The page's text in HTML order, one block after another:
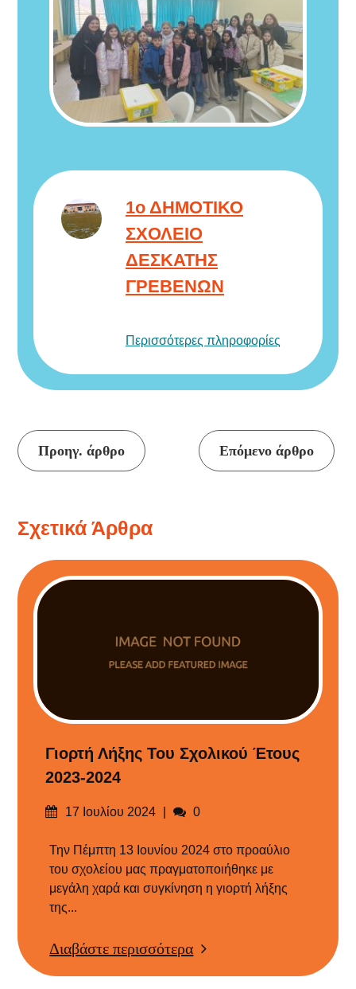
1ο ΔΗΜΟΤΙΚΟ
ΣΧΟΛΕΙΟ
ΔΕΣΚΑΤΗΣ
ΓΡΕΒΕΝΩΝ
Περισσότερες πληροφορίες
Συνέχεια
Προηγ. άρθρο Επόμενο άρθρο
Σχετικά Άρθρα
Γιορτή Λήξης Του Σχολικού Έτους
2023-2024
Δημοσιεύτηκε
17 Ιουλίου 2024 Σχόλια
0
Την Πέμπτη 13 Ιουνίου 2024 στο προαύλιο
του σχολείου μας πραγματοποιήθηκε με
μεγάλη χαρά και συγκίνηση η γιορτή λήξης
της...
Διαβάστε περισσότερα